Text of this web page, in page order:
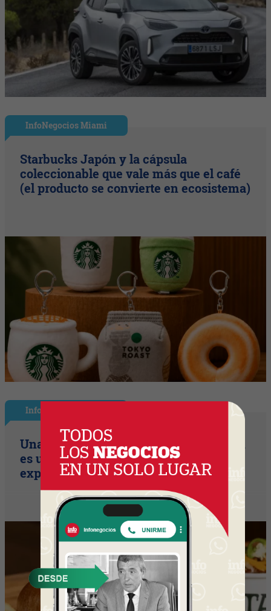
InfoNegocios Miami
Starbucks Japón y la cápsula
coleccionable que vale más que el café
(el producto se convierte en ecosistema)
InfoNegocios Miami
Una compañía de seguros, que también
es una cadena de hamburguesería (la
expansión temática en Miami)